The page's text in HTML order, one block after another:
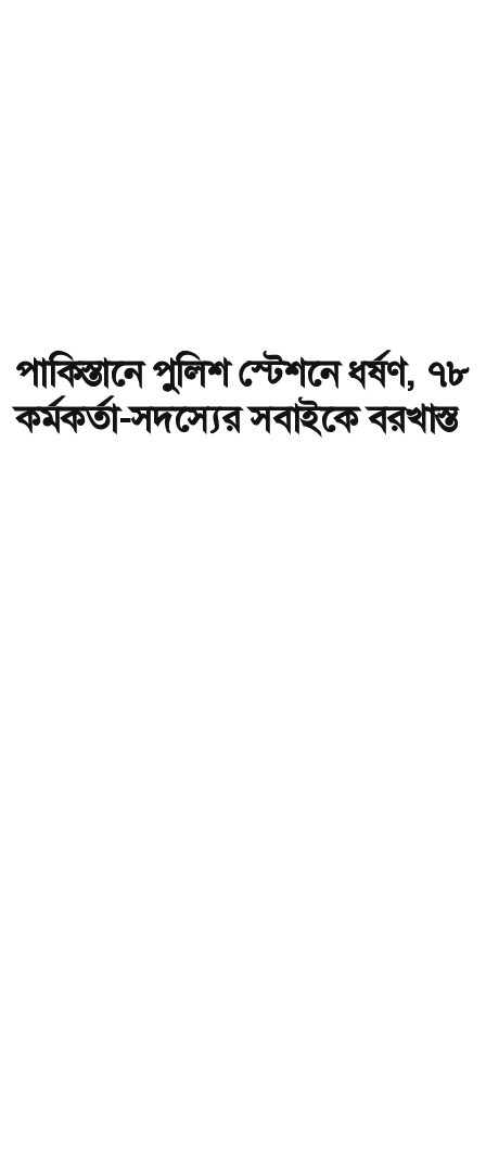
পাকিস্তানে পুলিশ স্টেশনে ধর্ষণ, ৭৮
কর্মকর্তা-সদস্যের সবাইকে বরখাস্ত